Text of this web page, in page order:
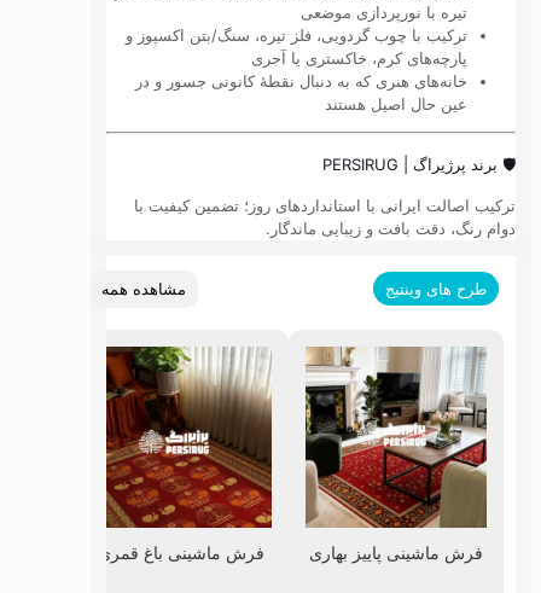
تیره با نورپردازی موضعی
ترکیب با چوب گردویی، فلز تیره، سنگ/بتن اکسپوز و
پارچه‌های کرم، خاکستری یا آجری
خانه‌های هنری که به دنبال نقطهٔ کانونی جسور و در
عین حال اصیل هستند
🛡 برند پرژیراگ | PERSIRUG
ترکیب اصالت ایرانی با استانداردهای روز؛ تضمین کیفیت با
دوام رنگ، دقت بافت و زیبایی ماندگار.
طرح های وینتیج مشاهده همه
فرش ماشینی پاییز بهاری فرش ماشینی باغ قمری